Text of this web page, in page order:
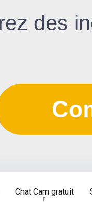
des
Chat Cam gratuit